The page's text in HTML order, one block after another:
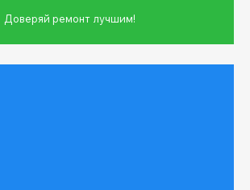
Доверяй ремонт лучшим!